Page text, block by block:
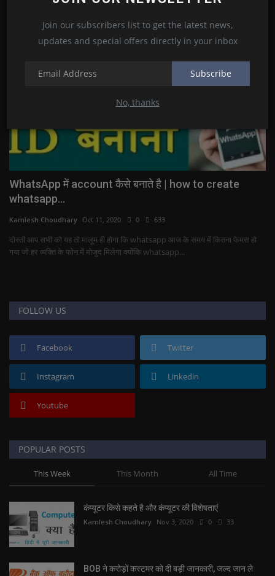
Join our subscribers list to get the latest news,
updates and special offers directly in your inbox
Subscribe
No, thanks
WhatsApp में account कैसे बनाते है | how to create
whatsapp...
Kamlesh Choudhary Oct 11, 2020 0 633
दोस्तों आप सभी को यह तो मालूम ही होगा कि whatsapp आज के समय में कितना फेमस हो
गया जो हर व्यक्ति के फोन में मोजुद मिलेगा क्योंकि whatsapp...
FOLLOW US
Facebook Twitter
Instagram Linkedin
Youtube
POPULAR POSTS
This Week This Month All Time
कंप्यूटर किसे कहते है और कंप्यूटर की विशेषताएं
Kamlesh Choudhary Nov 3, 2020 0 33
BOB ने करोड़ों कस्टमर को दी बड़ी जानकारी, जल्द जान ले